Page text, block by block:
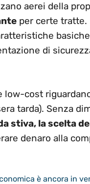
aerei della
per certe tratte.
di
low-cost
tarda). Senza
stiva, la scelta
denaro alla
è ancora in